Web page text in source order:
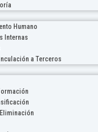
Humano
Internas
a Terceros